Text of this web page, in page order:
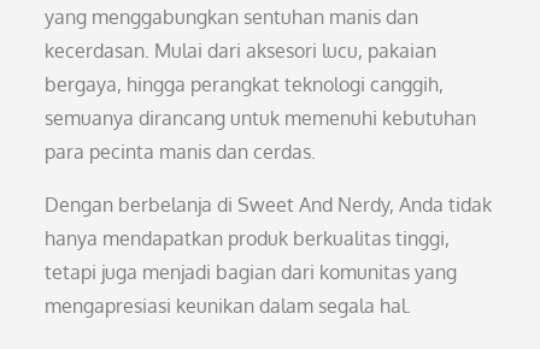
yang menggabungkan sentuhan manis dan
kecerdasan. Mulai dari aksesori lucu, pakaian
bergaya, hingga perangkat teknologi canggih,
semuanya dirancang untuk memenuhi kebutuhan
para pecinta manis dan cerdas.
Dengan berbelanja di Sweet And Nerdy, Anda tidak
hanya mendapatkan produk berkualitas tinggi,
tetapi juga menjadi bagian dari komunitas yang
mengapresiasi keunikan dalam segala hal.